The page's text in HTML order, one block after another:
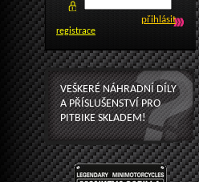
registrace
VEŠKERÉ NÁHRADNÍ DÍLY
A PŘÍSLUŠENSTVÍ PRO
PITBIKE SKLADEM!